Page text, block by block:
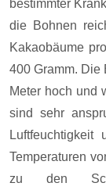
bestimmter
die Bohnen
Kakaobäume
400 Gramm. Die
Meter hoch und
sind sehr
Temperaturen
zu den